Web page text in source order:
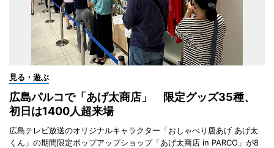
見る・遊ぶ
広島パルコで「あげ太商店」 限定グッズ35種、
初日は1400人超来場
広島テレビ放送のオリジナルキャラクター「おしゃべり唐あげ あげ太
くん」の期間限定ポップアップショップ「あげ太商店 in PARCO」が8